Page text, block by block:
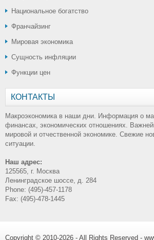
Национальное богатство
Франчайзинг
Мировая экономика
Сущность инфляции
Функции цен
КОНТАКТЫ
Макроэкономика в наши дни. Информация о
финансах, экономических отношениях.
мировой и отчественной экономике. Свежие
ситуации.
Наш адрес:
125565, г. Москва
Ленинградское шоссе, д. 284
Phone: (495)-457-1178
Fax: (495)-478-1445
Copyright © 2010-2026 - All Rights Reserved -